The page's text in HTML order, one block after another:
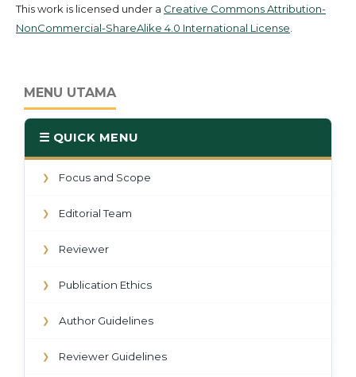
This work is licensed under a Creative Commons Attribution-
NonCommercial-ShareAlike 4.0 International License
MENU UTAMA
☰ QUICK MENU
❯ Focus and Scope
❯ Editorial Team
❯ Reviewer
❯ Publication Ethics
❯ Author Guidelines
❯ Reviewer Guidelines